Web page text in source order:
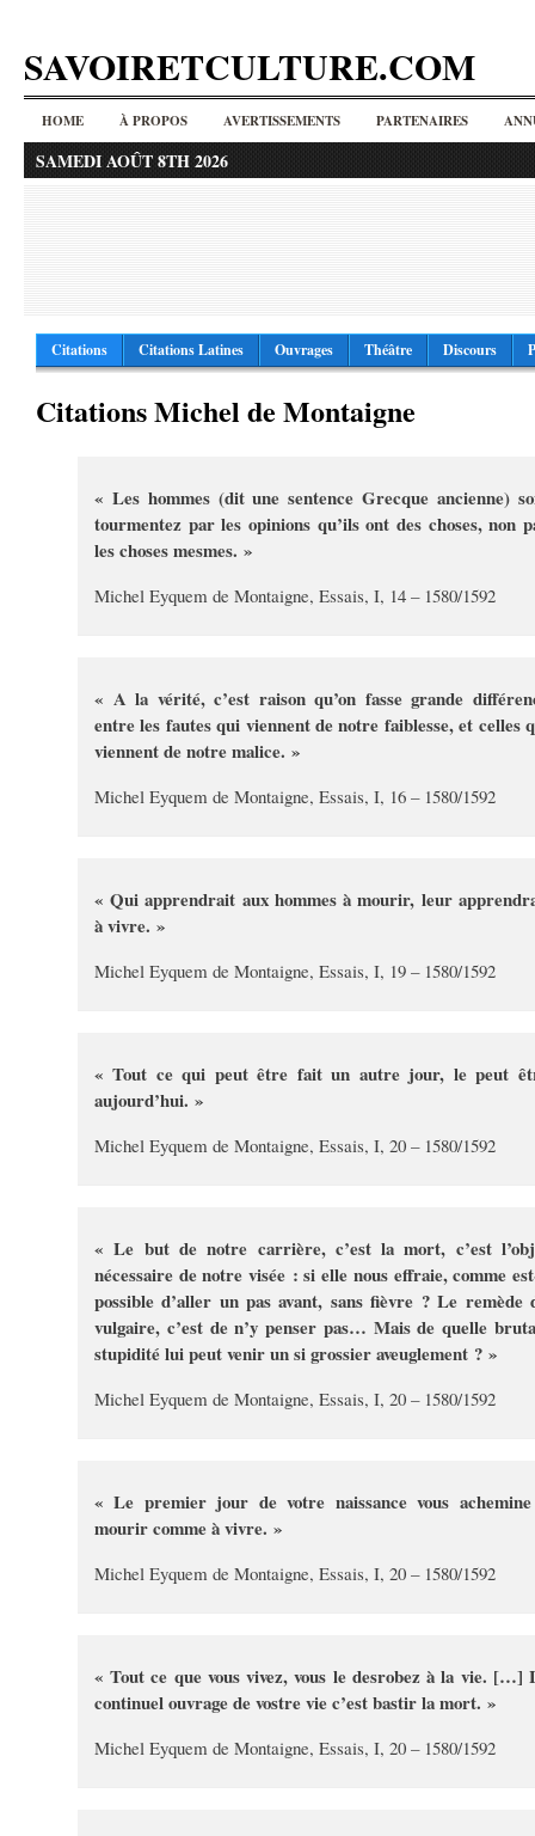
SAVOIRETCULTURE.COM
HOME À PROPOS AVERTISSEMENTS PARTENAIRES
SAMEDI AOÛT 8TH 2026
Citations Citations Latines Ouvrages Théâtre Discours
Citations Michel de Montaigne
« Les hommes (dit une sentence Grecque ancienne)
tourmentez par les opinions qu’ils ont des choses, non
les choses mesmes. »
Michel Eyquem de Montaigne, Essais, I, 14 – 1580/1592
« A la vérité, c’est raison qu’on fasse grande
entre les fautes qui viennent de notre faiblesse, et celles
viennent de notre malice. »
Michel Eyquem de Montaigne, Essais, I, 16 – 1580/1592
« Qui apprendrait aux hommes à mourir, leur
à vivre. »
Michel Eyquem de Montaigne, Essais, I, 19 – 1580/1592
« Tout ce qui peut être fait un autre jour, le peut
aujourd’hui. »
Michel Eyquem de Montaigne, Essais, I, 20 – 1580/1592
« Le but de notre carrière, c’est la mort, c’est
nécessaire de notre visée : si elle nous effraie, comme
possible d’aller un pas avant, sans fièvre ? Le remède
vulgaire, c’est de n’y penser pas… Mais de quelle
stupidité lui peut venir un si grossier aveuglement ? »
Michel Eyquem de Montaigne, Essais, I, 20 – 1580/1592
« Le premier jour de votre naissance vous
mourir comme à vivre. »
Michel Eyquem de Montaigne, Essais, I, 20 – 1580/1592
« Tout ce que vous vivez, vous le desrobez à la vie. […]
continuel ouvrage de vostre vie c’est bastir la mort. »
Michel Eyquem de Montaigne, Essais, I, 20 – 1580/1592